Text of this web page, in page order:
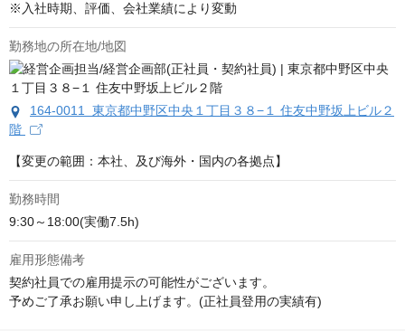
※入社時期、評価、会社業績により変動
勤務地の所在地/地図
164-0011 東京都中野区中央１丁目３８−１ 住友中野坂上ビル２
階
【変更の範囲：本社、及び海外・国内の各拠点】
勤務時間
9:30～18:00(実働7.5h)
雇用形態備考
契約社員での雇用提示の可能性がございます。
予めご了承お願い申し上げます。(正社員登用の実績有)